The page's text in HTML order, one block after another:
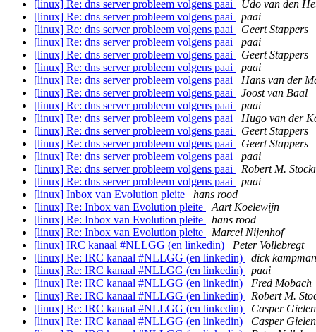
[linux] Re: dns server probleem volgens paai
Udo van den
[linux] Re: dns server probleem volgens paai
paai
[linux] Re: dns server probleem volgens paai
Geert Stappers
[linux] Re: dns server probleem volgens paai
paai
[linux] Re: dns server probleem volgens paai
Geert Stappers
[linux] Re: dns server probleem volgens paai
paai
[linux] Re: dns server probleem volgens paai
Hans van der
[linux] Re: dns server probleem volgens paai
Joost van Baal
[linux] Re: dns server probleem volgens paai
paai
[linux] Re: dns server probleem volgens paai
Hugo van der
[linux] Re: dns server probleem volgens paai
Geert Stappers
[linux] Re: dns server probleem volgens paai
Geert Stappers
[linux] Re: dns server probleem volgens paai
paai
[linux] Re: dns server probleem volgens paai
Robert M.
[linux] Re: dns server probleem volgens paai
paai
[linux] Inbox van Evolution pleite
hans rood
[linux] Re: Inbox van Evolution pleite
Aart Koelewijn
[linux] Re: Inbox van Evolution pleite
hans rood
[linux] Re: Inbox van Evolution pleite
Marcel Nijenhof
[linux] IRC kanaal #NLLGG (en linkedin)
Peter Vollebregt
[linux] Re: IRC kanaal #NLLGG (en linkedin)
dick kampman
[linux] Re: IRC kanaal #NLLGG (en linkedin)
paai
[linux] Re: IRC kanaal #NLLGG (en linkedin)
Fred Mobach
[linux] Re: IRC kanaal #NLLGG (en linkedin)
Robert M.
[linux] Re: IRC kanaal #NLLGG (en linkedin)
Casper Gielen
[linux] Re: IRC kanaal #NLLGG (en linkedin)
Casper Gielen